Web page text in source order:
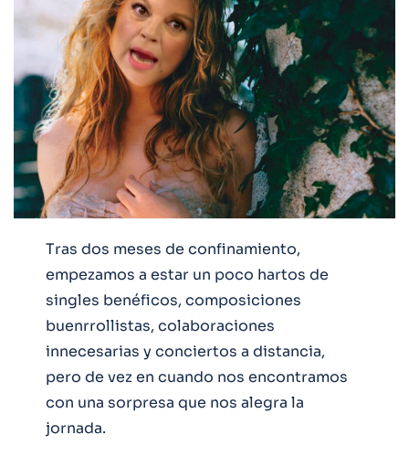
Tras dos meses de confinamiento,
empezamos a estar un poco hartos de
singles benéficos, composiciones
buenrrollistas, colaboraciones
innecesarias y conciertos a distancia,
pero de vez en cuando nos encontramos
con una sorpresa que nos alegra la
jornada.